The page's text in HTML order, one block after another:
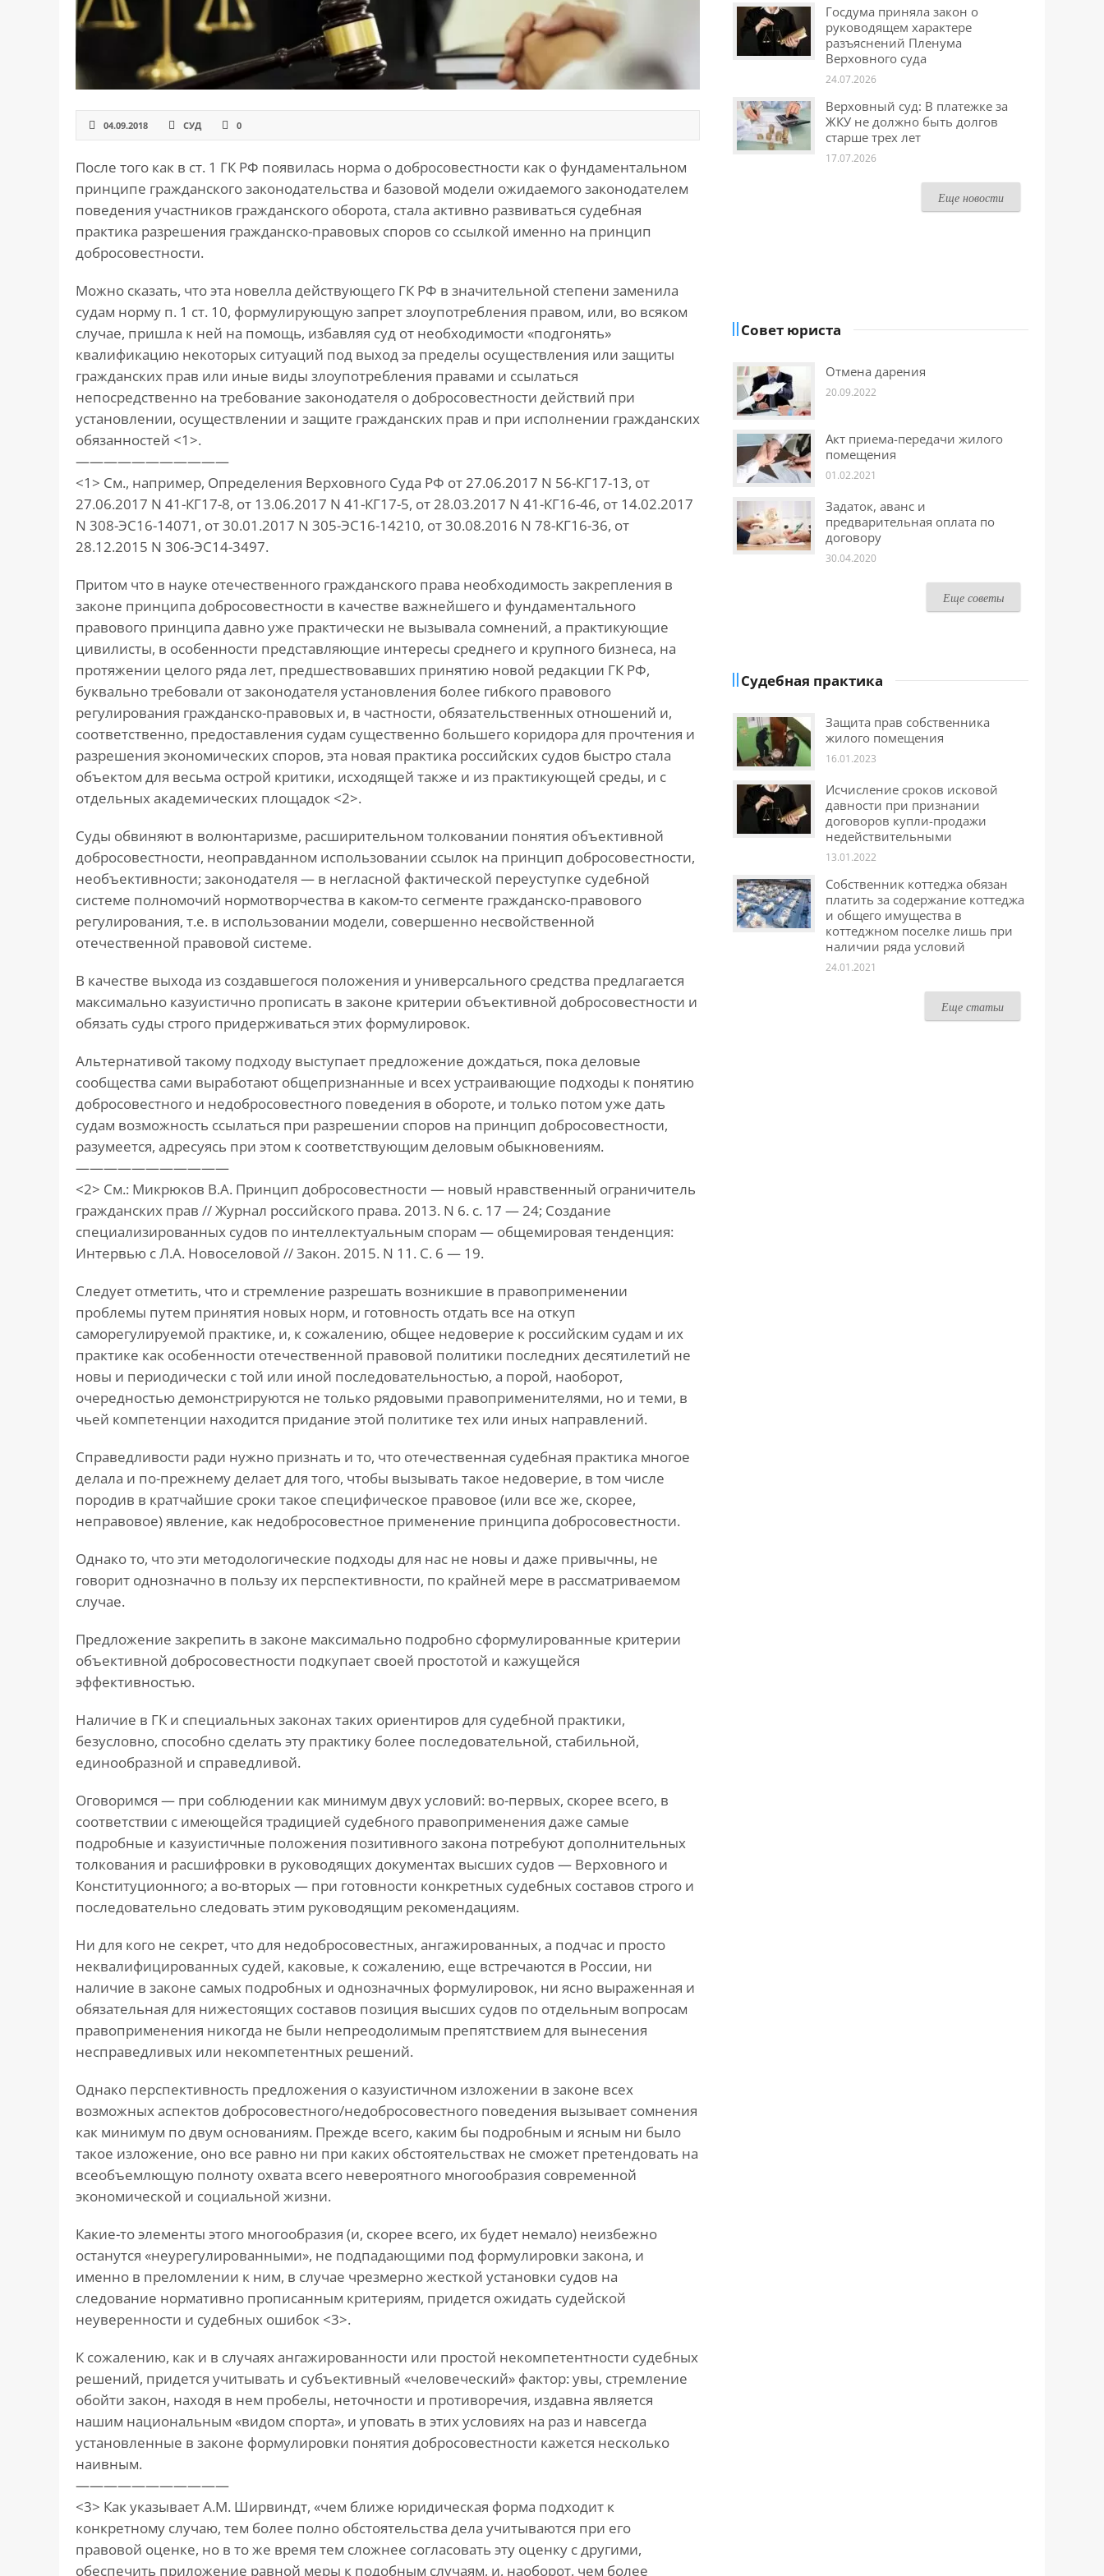
Контакты
г. Москва, ст. м. «Марксистская», ул.
Марксистская, д. 3, стр. 1
kmsud@yandex.ru
+7 (495) 642-27-02
+7 (936) 281-45-11
+7 (901) 511-80-52
04.09.2018 СУД 0
После того как в ст. 1 ГК РФ появилась норма о добросовестности как о фундаментальном
принципе гражданского законодательства и базовой модели ожидаемого законодателем
поведения участников гражданского оборота, стала активно развиваться судебная
практика разрешения гражданско-правовых споров со ссылкой именно на принцип
добросовестности.
Можно сказать, что эта новелла действующего ГК РФ в значительной степени заменила
судам норму п. 1 ст. 10, формулирующую запрет злоупотребления правом, или, во всяком
случае, пришла к ней на помощь, избавляя суд от необходимости «подгонять»
квалификацию некоторых ситуаций под выход за пределы осуществления или защиты
гражданских прав или иные виды злоупотребления правами и ссылаться
непосредственно на требование законодателя о добросовестности действий при
установлении, осуществлении и защите гражданских прав и при исполнении гражданских
обязанностей <1>.
———————————
<1> См., например, Определения Верховного Суда РФ от 27.06.2017 N 56-КГ17-13, от
27.06.2017 N 41-КГ17-8, от 13.06.2017 N 41-КГ17-5, от 28.03.2017 N 41-КГ16-46, от 14.02.2017
N 308-ЭС16-14071, от 30.01.2017 N 305-ЭС16-14210, от 30.08.2016 N 78-КГ16-36, от
28.12.2015 N 306-ЭС14-3497.
Притом что в науке отечественного гражданского права необходимость закрепления в
законе принципа добросовестности в качестве важнейшего и фундаментального
правового принципа давно уже практически не вызывала сомнений, а практикующие
цивилисты, в особенности представляющие интересы среднего и крупного бизнеса, на
протяжении целого ряда лет, предшествовавших принятию новой редакции ГК РФ,
буквально требовали от законодателя установления более гибкого правового
регулирования гражданско-правовых и, в частности, обязательственных отношений и,
соответственно, предоставления судам существенно большего коридора для прочтения и
разрешения экономических споров, эта новая практика российских судов быстро стала
объектом для весьма острой критики, исходящей также и из практикующей среды, и с
отдельных академических площадок <2>.
Суды обвиняют в волюнтаризме, расширительном толковании понятия объективной
добросовестности, неоправданном использовании ссылок на принцип добросовестности,
необъективности; законодателя — в негласной фактической переуступке судебной
системе полномочий нормотворчества в каком-то сегменте гражданско-правового
регулирования, т.е. в использовании модели, совершенно несвойственной
отечественной правовой системе.
В качестве выхода из создавшегося положения и универсального средства предлагается
максимально казуистично прописать в законе критерии объективной добросовестности и
обязать суды строго придерживаться этих формулировок.
Альтернативой такому подходу выступает предложение дождаться, пока деловые
сообщества сами выработают общепризнанные и всех устраивающие подходы к понятию
добросовестного и недобросовестного поведения в обороте, и только потом уже дать
судам возможность ссылаться при разрешении споров на принцип добросовестности,
разумеется, адресуясь при этом к соответствующим деловым обыкновениям.
———————————
<2> См.: Микрюков В.А. Принцип добросовестности — новый нравственный ограничитель
гражданских прав // Журнал российского права. 2013. N 6. с. 17 — 24; Создание
специализированных судов по интеллектуальным спорам — общемировая тенденция:
Интервью с Л.А. Новоселовой // Закон. 2015. N 11. С. 6 — 19.
Следует отметить, что и стремление разрешать возникшие в правоприменении
проблемы путем принятия новых норм, и готовность отдать все на откуп
саморегулируемой практике, и, к сожалению, общее недоверие к российским судам и их
практике как особенности отечественной правовой политики последних десятилетий не
новы и периодически с той или иной последовательностью, а порой, наоборот,
очередностью демонстрируются не только рядовыми правоприменителями, но и теми, в
чьей компетенции находится придание этой политике тех или иных направлений.
Справедливости ради нужно признать и то, что отечественная судебная практика многое
делала и по-прежнему делает для того, чтобы вызывать такое недоверие, в том числе
породив в кратчайшие сроки такое специфическое правовое (или все же, скорее,
неправовое) явление, как недобросовестное применение принципа добросовестности.
Однако то, что эти методологические подходы для нас не новы и даже привычны, не
говорит однозначно в пользу их перспективности, по крайней мере в рассматриваемом
случае.
Предложение закрепить в законе максимально подробно сформулированные критерии
объективной добросовестности подкупает своей простотой и кажущейся
эффективностью.
Наличие в ГК и специальных законах таких ориентиров для судебной практики,
безусловно, способно сделать эту практику более последовательной, стабильной,
единообразной и справедливой.
Оговоримся — при соблюдении как минимум двух условий: во-первых, скорее всего, в
соответствии с имеющейся традицией судебного правоприменения даже самые
подробные и казуистичные положения позитивного закона потребуют дополнительных
толкования и расшифровки в руководящих документах высших судов — Верховного и
Конституционного; а во-вторых — при готовности конкретных судебных составов строго и
последовательно следовать этим руководящим рекомендациям.
Ни для кого не секрет, что для недобросовестных, ангажированных, а подчас и просто
неквалифицированных судей, каковые, к сожалению, еще встречаются в России, ни
наличие в законе самых подробных и однозначных формулировок, ни ясно выраженная и
обязательная для нижестоящих составов позиция высших судов по отдельным вопросам
правоприменения никогда не были непреодолимым препятствием для вынесения
несправедливых или некомпетентных решений.
Однако перспективность предложения о казуистичном изложении в законе всех
возможных аспектов добросовестного/недобросовестного поведения вызывает сомнения
как минимум по двум основаниям. Прежде всего, каким бы подробным и ясным ни было
такое изложение, оно все равно ни при каких обстоятельствах не сможет претендовать на
всеобъемлющую полноту охвата всего невероятного многообразия современной
экономической и социальной жизни.
Какие-то элементы этого многообразия (и, скорее всего, их будет немало) неизбежно
останутся «неурегулированными», не подпадающими под формулировки закона, и
именно в преломлении к ним, в случае чрезмерно жесткой установки судов на
следование нормативно прописанным критериям, придется ожидать судейской
неуверенности и судебных ошибок <3>.
К сожалению, как и в случаях ангажированности или простой некомпетентности судебных
решений, придется учитывать и субъективный «человеческий» фактор: увы, стремление
обойти закон, находя в нем пробелы, неточности и противоречия, издавна является
нашим национальным «видом спорта», и уповать в этих условиях на раз и навсегда
установленные в законе формулировки понятия добросовестности кажется несколько
наивным.
———————————
<3> Как указывает А.М. Ширвиндт, «чем ближе юридическая форма подходит к
конкретному случаю, тем более полно обстоятельства дела учитываются при его
правовой оценке, но в то же время тем сложнее согласовать эту оценку с другими,
обеспечить приложение равной меры к подобным случаям, и, наоборот, чем более
Госдума приняла закон о
руководящем характере
разъяснений Пленума
Верховного суда
24.07.2026
Верховный суд: В платежке за
ЖКУ не должно быть долгов
старше трех лет
17.07.2026
Еще новости
Совет юриста
Отмена дарения
20.09.2022
Акт приема-передачи жилого
помещения
01.02.2021
Задаток, аванс и
предварительная оплата по
договору
30.04.2020
Еще советы
Судебная практика
Защита прав собственника
жилого помещения
16.01.2023
Исчисление сроков исковой
давности при признании
договоров купли-продажи
недействительными
13.01.2022
Собственник коттеджа обязан
платить за содержание коттеджа
и общего имущества в
коттеджном поселке лишь при
наличии ряда условий
24.01.2021
Еще статьи